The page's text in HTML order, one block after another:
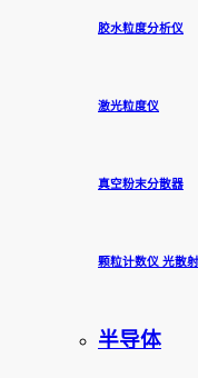
胶水粒度分析仪
激光粒度仪
真空粉末分散器
颗粒计数仪 光散
半导体